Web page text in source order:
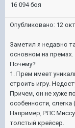
16 094 боя
Опубликовано: 12
Заметил я недавно
основном на премах.
Почему?
1. Прем имеет
строить игру.
Причем, он не хуже
особенности, слегка
Например, РЛС
толстый крейсер.